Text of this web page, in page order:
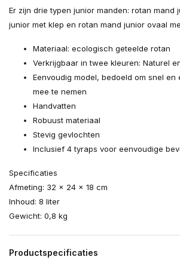
Er zijn drie typen junior manden: rotan mand
junior met klep en rotan mand junior ovaal
Materiaal: ecologisch geteelde rotan
Verkrijgbaar in twee kleuren: Naturel
Eenvoudig model, bedoeld om snel en
mee te nemen
Handvatten
Robuust materiaal
Stevig gevlochten
Inclusief 4 tyraps voor eenvoudige
Specificaties
Afmeting: 32 x 24 x 18 cm
Inhoud: 8 liter
Gewicht: 0,8 kg
Productspecificaties